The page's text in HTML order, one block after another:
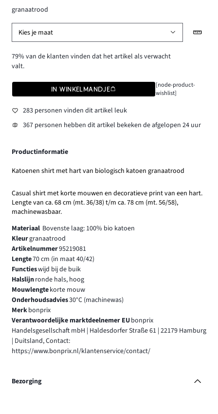
granaatrood
Kies je maat
79% van de klanten vinden dat het artikel als verwacht
valt.
IN WINKELMANDJE
[node-product-
wishlist]
283 personen vinden dit artikel leuk
367 personen hebben dit artikel bekeken de afgelopen 24 uur
Productinformatie
Katoenen shirt met hart van biologisch katoen granaatrood
Casual shirt met korte mouwen en decoratieve print van een hart.
Lengte van ca. 68 cm (mt. 36/38) t/m ca. 78 cm (mt. 56/58),
machinewasbaar.
Materiaal Bovenste laag: 100% bio katoen
Kleurgranaatrood
Artikelnummer95219081
Lengte70 cm (in maat 40/42)
Functieswijd bij de buik
Halslijnronde hals, hoog
Mouwlengtekorte mouw
Onderhoudsadvies30°C (machinewas)
Merkbonprix
Verantwoordelijke marktdeelnemer EUbonprix
Handelsgesellschaft mbH | Haldesdorfer Straße 61 | 22179 Hamburg
| Duitsland, Contact:
https://www.bonprix.nl/klantenservice/contact/
Bezorging